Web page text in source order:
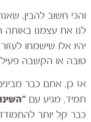
והכי חשוב להבין,
לנו את עצמנו באותה
יהיו אלו שישמחו
טובה או הקשבה
אז כן, אתם כבר
תמיד, מגיע עם
כבר קל יותר